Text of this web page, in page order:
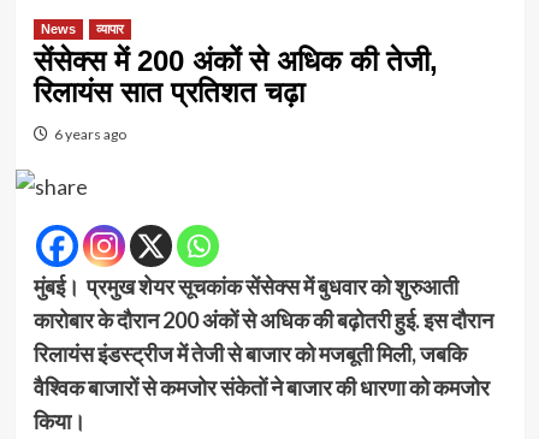
News व्यापार
सेंसेक्स में 200 अंकों से अधिक की तेजी,
रिलायंस सात प्रतिशत चढ़ा
6 years ago
मुंबई। प्रमुख शेयर सूचकांक सेंसेक्स में बुधवार को शुरुआती
कारोबार के दौरान 200 अंकों से अधिक की बढ़ोतरी हुई. इस दौरान
रिलायंस इंडस्ट्रीज में तेजी से बाजार को मजबूती मिली, जबकि
वैश्विक बाजारों से कमजोर संकेतों ने बाजार की धारणा को कमजोर
किया।